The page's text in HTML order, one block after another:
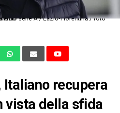
Italiano
Italiano recupera
vista della sfida